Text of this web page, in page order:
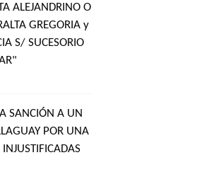
ALEJANDRINO O
GREGORIA y
S/ SUCESORIO
SANCIÓN A UN
POR UNA
INJUSTIFICADAS